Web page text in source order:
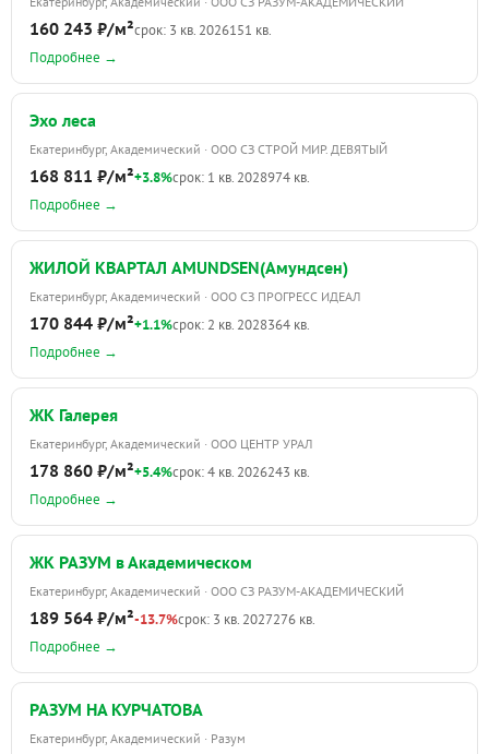
160 243 ₽/м²срок: 3 кв. 2026151 кв.
Подробнее →
Эхо леса
Екатеринбург, Академический · ООО СЗ СТРОЙ МИР. ДЕВЯТЫЙ
168 811 ₽/м²+3.8%срок: 1 кв. 2028974 кв.
Подробнее →
ЖИЛОЙ КВАРТАЛ AMUNDSEN(Амундсен)
Екатеринбург, Академический · ООО СЗ ПРОГРЕСС ИДЕАЛ
170 844 ₽/м²+1.1%срок: 2 кв. 2028364 кв.
Подробнее →
ЖК Галерея
Екатеринбург, Академический · ООО ЦЕНТР УРАЛ
178 860 ₽/м²+5.4%срок: 4 кв. 2026243 кв.
Подробнее →
ЖК РАЗУМ в Академическом
Екатеринбург, Академический · ООО СЗ РАЗУМ-АКАДЕМИЧЕСКИЙ
189 564 ₽/м²-13.7%срок: 3 кв. 2027276 кв.
Подробнее →
РАЗУМ НА КУРЧАТОВА
Екатеринбург, Академический · Разум